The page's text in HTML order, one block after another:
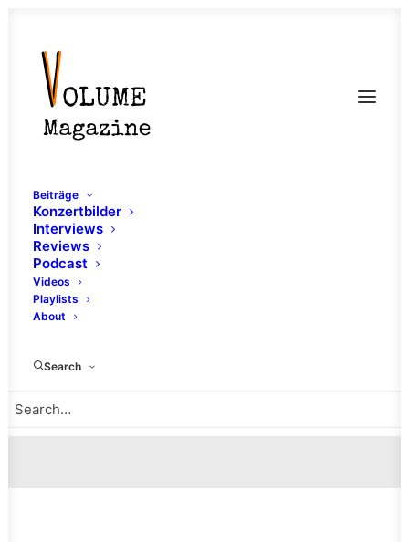
Beiträge
Konzertbilder
Interviews
Reviews
Podcast
Videos
Playlists
About
Search